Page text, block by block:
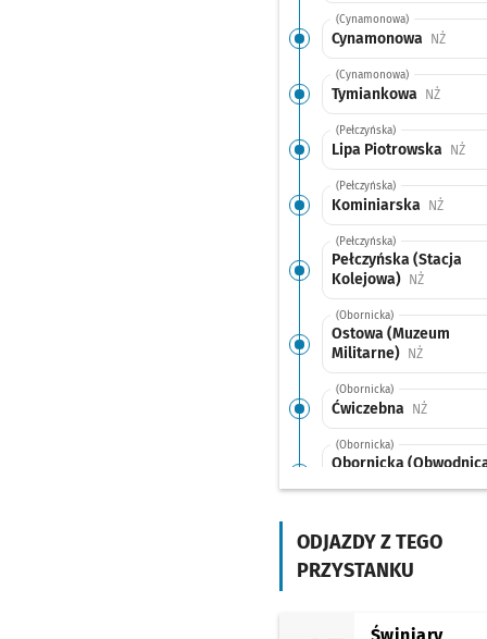
(Cynamonowa)
Cynamonowa NŻ
(Cynamonowa)
Tymiankowa NŻ
(Pełczyńska)
Lipa Piotrowska NŻ
(Pełczyńska)
Kominiarska NŻ
(Pełczyńska)
Pełczyńska (Stacja
Kolejowa)
NŻPrzystanek
(Obornicka)
Ostowa (Muzeum
Militarne)
NŻPrzystanek
(Obornicka)
Ćwiczebna NŻ
(Obornicka)
Obornicka
Irysowa NŻPrzystanek
(Obornicka)
(Obornicka)
ODJAZDY Z TEGO
PRZYSTANKU